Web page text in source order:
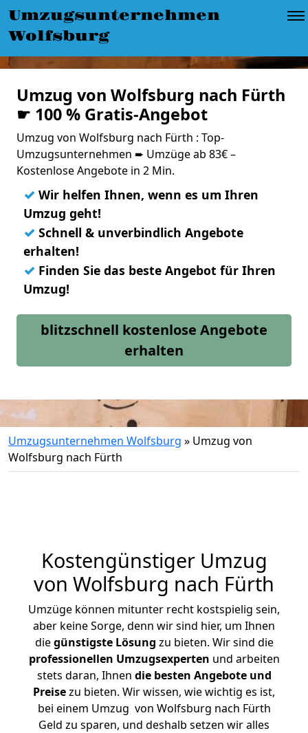
Umzugsunternehmen
Wolfsburg
Umzug von Wolfsburg nach Fürth
☛ 100 % Gratis-Angebot
Umzug von Wolfsburg nach Fürth : Top-
Umzugsunternehmen ➨ Umzüge ab 83€ –
Kostenlose Angebote in 2 Min.
✓ Wir helfen Ihnen, wenn es um Ihren
Umzug geht!
✓ Schnell & unverbindlich Angebote
erhalten!
✓ Finden Sie das beste Angebot für Ihren
Umzug!
blitzschnell kostenlose Angebote
erhalten
Umzugsunternehmen Wolfsburg » Umzug von
Wolfsburg nach Fürth
Kostengünstiger Umzug
von Wolfsburg nach Fürth
Umzüge können mitunter recht kostspielig sein,
aber keine Sorge, denn wir sind hier, um Ihnen
diegünstigste Lösung zu bieten. Wir sind die
professionellen Umzugsexperten und arbeiten
stets daran, Ihnen die besten Angebote und
Preisezu bieten. Wir wissen, wie wichtig es ist,
bei einem Umzug von Wolfsburg nach Fürth
Geld zu sparen, und deshalb setzen wir alles